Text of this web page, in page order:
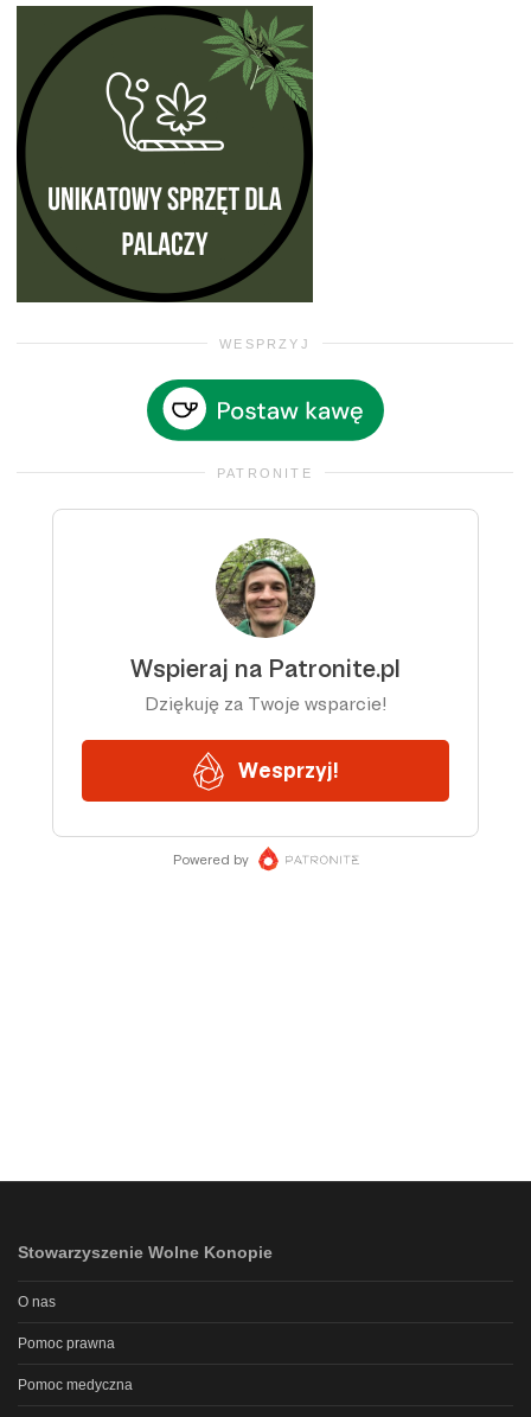
WESPRZYJ
PATRONITE
Stowarzyszenie Wolne Konopie
O nas
Pomoc prawna
Pomoc medyczna